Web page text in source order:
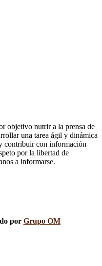
objetivo nutrir a la prensa de
una tarea ágil y dinámica
contribuir con información
por la libertad de
a informarse.
por Grupo OM